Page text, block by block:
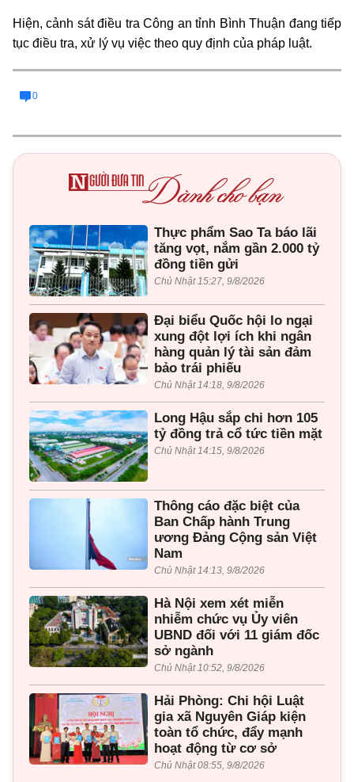
Hiện, cảnh sát điều tra Công an tỉnh Bình Thuận đang tiếp
tục điều tra, xử lý vụ việc theo quy định của pháp luật.
0
Thực phẩm Sao Ta báo lãi
tăng vọt, nắm gần 2.000 tỷ
đồng tiền gửi
Chủ Nhật 15:27, 9/8/2026
Đại biểu Quốc hội lo ngại
xung đột lợi ích khi ngân
hàng quản lý tài sản đảm
bảo trái phiếu
Chủ Nhật 14:18, 9/8/2026
Long Hậu sắp chi hơn 105
tỷ đồng trả cổ tức tiền mặt
Chủ Nhật 14:15, 9/8/2026
Thông cáo đặc biệt của
Ban Chấp hành Trung
ương Đảng Cộng sản Việt
Nam
Chủ Nhật 14:13, 9/8/2026
Hà Nội xem xét miễn
nhiễm chức vụ Ủy viên
UBND đối với 11 giám đốc
sở ngành
Chủ Nhật 10:52, 9/8/2026
Hải Phòng: Chi hội Luật
gia xã Nguyên Giáp kiện
toàn tổ chức, đẩy mạnh
hoạt động từ cơ sở
Chủ Nhật 08:55, 9/8/2026